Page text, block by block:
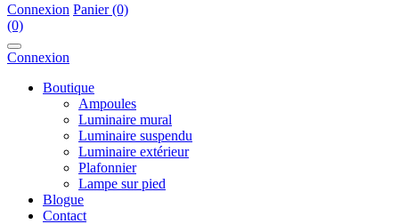
Connexion Panier (0)
(0)
Connexion
Boutique
Ampoules
Luminaire mural
Luminaire suspendu
Luminaire extérieur
Plafonnier
Lampe sur pied
Blogue
Contact